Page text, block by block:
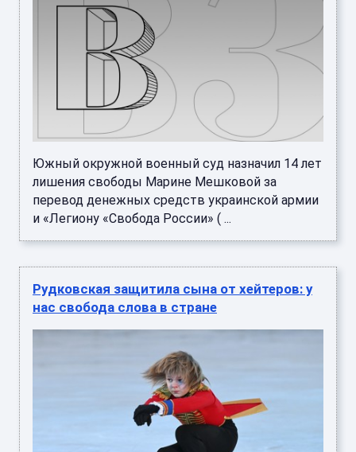
Южный окружной военный суд назначил 14 лет
лишения свободы Марине Мешковой за
перевод денежных средств украинской армии
и «Легиону «Свобода России» ( ...
Рудковская защитила сына от хейтеров: у
нас свобода слова в стране